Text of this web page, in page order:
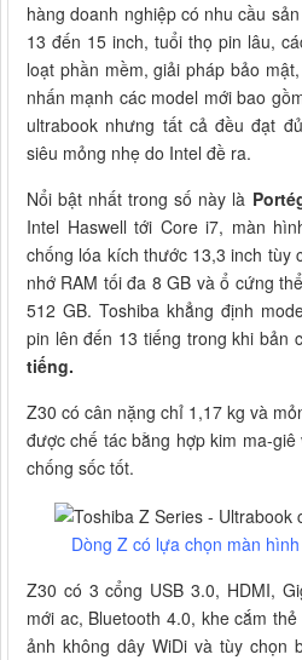
hàng doanh nghiệp có nhu cầu
13 đến 15 inch, tuổi thọ pin lâu,
loạt phần mềm, giải pháp bảo
nhấn mạnh các model mới bao
ultrabook nhưng tất cả đều đạt
siêu mỏng nhẹ do Intel đề ra.
Nổi bật nhất trong số này là
Intel Haswell tới Core i7, màn
chống lóa kích thước 13,3 inch tùy
nhớ RAM tối đa 8 GB và ổ cứng
512 GB. Toshiba khẳng định
pin lên đến 13 tiếng trong khi bản
tiếng.
Z30 có cân nặng chỉ 1,17 kg và
được chế tác bằng hợp kim ma-
chống sốc tốt.
Dòng Z có lựa chọn màn
Z30 có 3 cổng USB 3.0, HDMI,
mới ac, Bluetooth 4.0, khe cắm
ảnh không dây WiDi và tùy chọn